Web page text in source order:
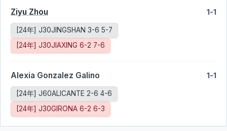
Ziyu Zhou 1-1
[24年] J30JINGSHAN 3-6 5-7
[24年] J30JIAXING 6-2 7-6
Alexia Gonzalez Galino 1-1
[24年] J60ALICANTE 2-6 4-6
[24年] J30GIRONA 6-2 6-3